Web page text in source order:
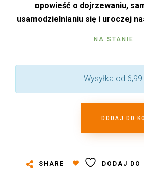
opowieść o dojrzewaniu,
usamodzielnianiu się i uroczej
NA STANIE
Wysyłka od 6,99!
DODAJ DO
SHARE DODAJ DO